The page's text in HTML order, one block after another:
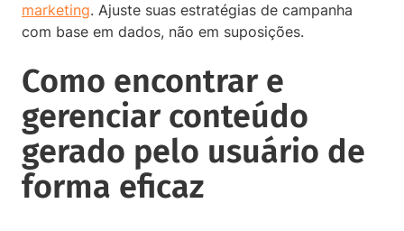
marketing. Ajuste suas estratégias de campanha
com base em dados, não em suposições.
Como encontrar e
gerenciar conteúdo
gerado pelo usuário de
forma eficaz